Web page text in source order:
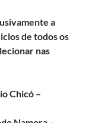
a
de todos os
nas
Chicó –